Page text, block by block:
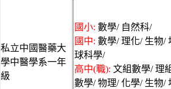
私立中國醫藥大
學中醫學系一年
級
國小: 數學/ 自然科/
國中: 數學/ 理化/ 生物/
球科學/
高中(職): 文組數學/ 理
數學/ 物理/ 化學/ 生物/